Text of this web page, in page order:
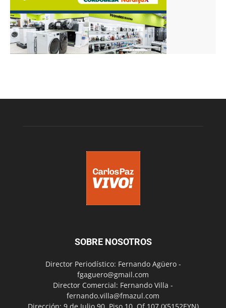
SOBRE NOSOTROS
Director Periodístico: Fernando Agüero -
fgaguero@gmail.com
Director Comercial: Fernando Villa -
fernando.villa@fmazul.com